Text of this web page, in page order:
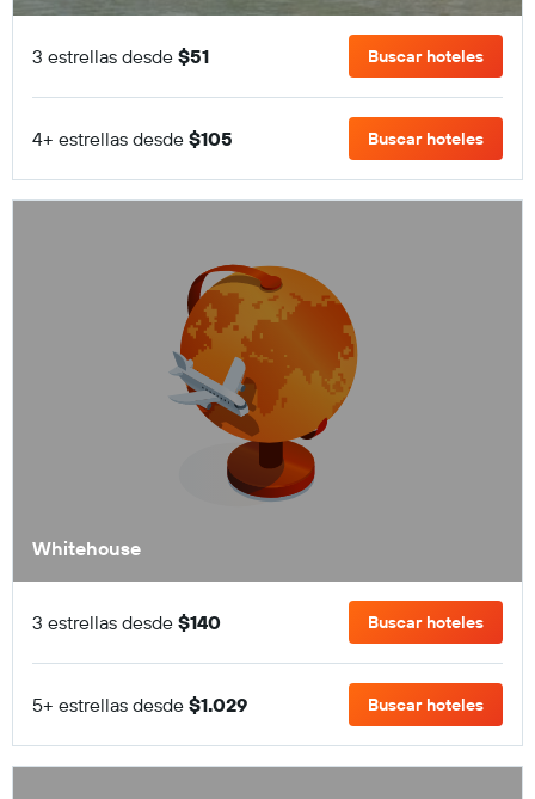
3 estrellas desde $51 Buscar hoteles
4+ estrellas desde $105 Buscar hoteles
Whitehouse
3 estrellas desde $140 Buscar hoteles
5+ estrellas desde $1.029 Buscar hoteles